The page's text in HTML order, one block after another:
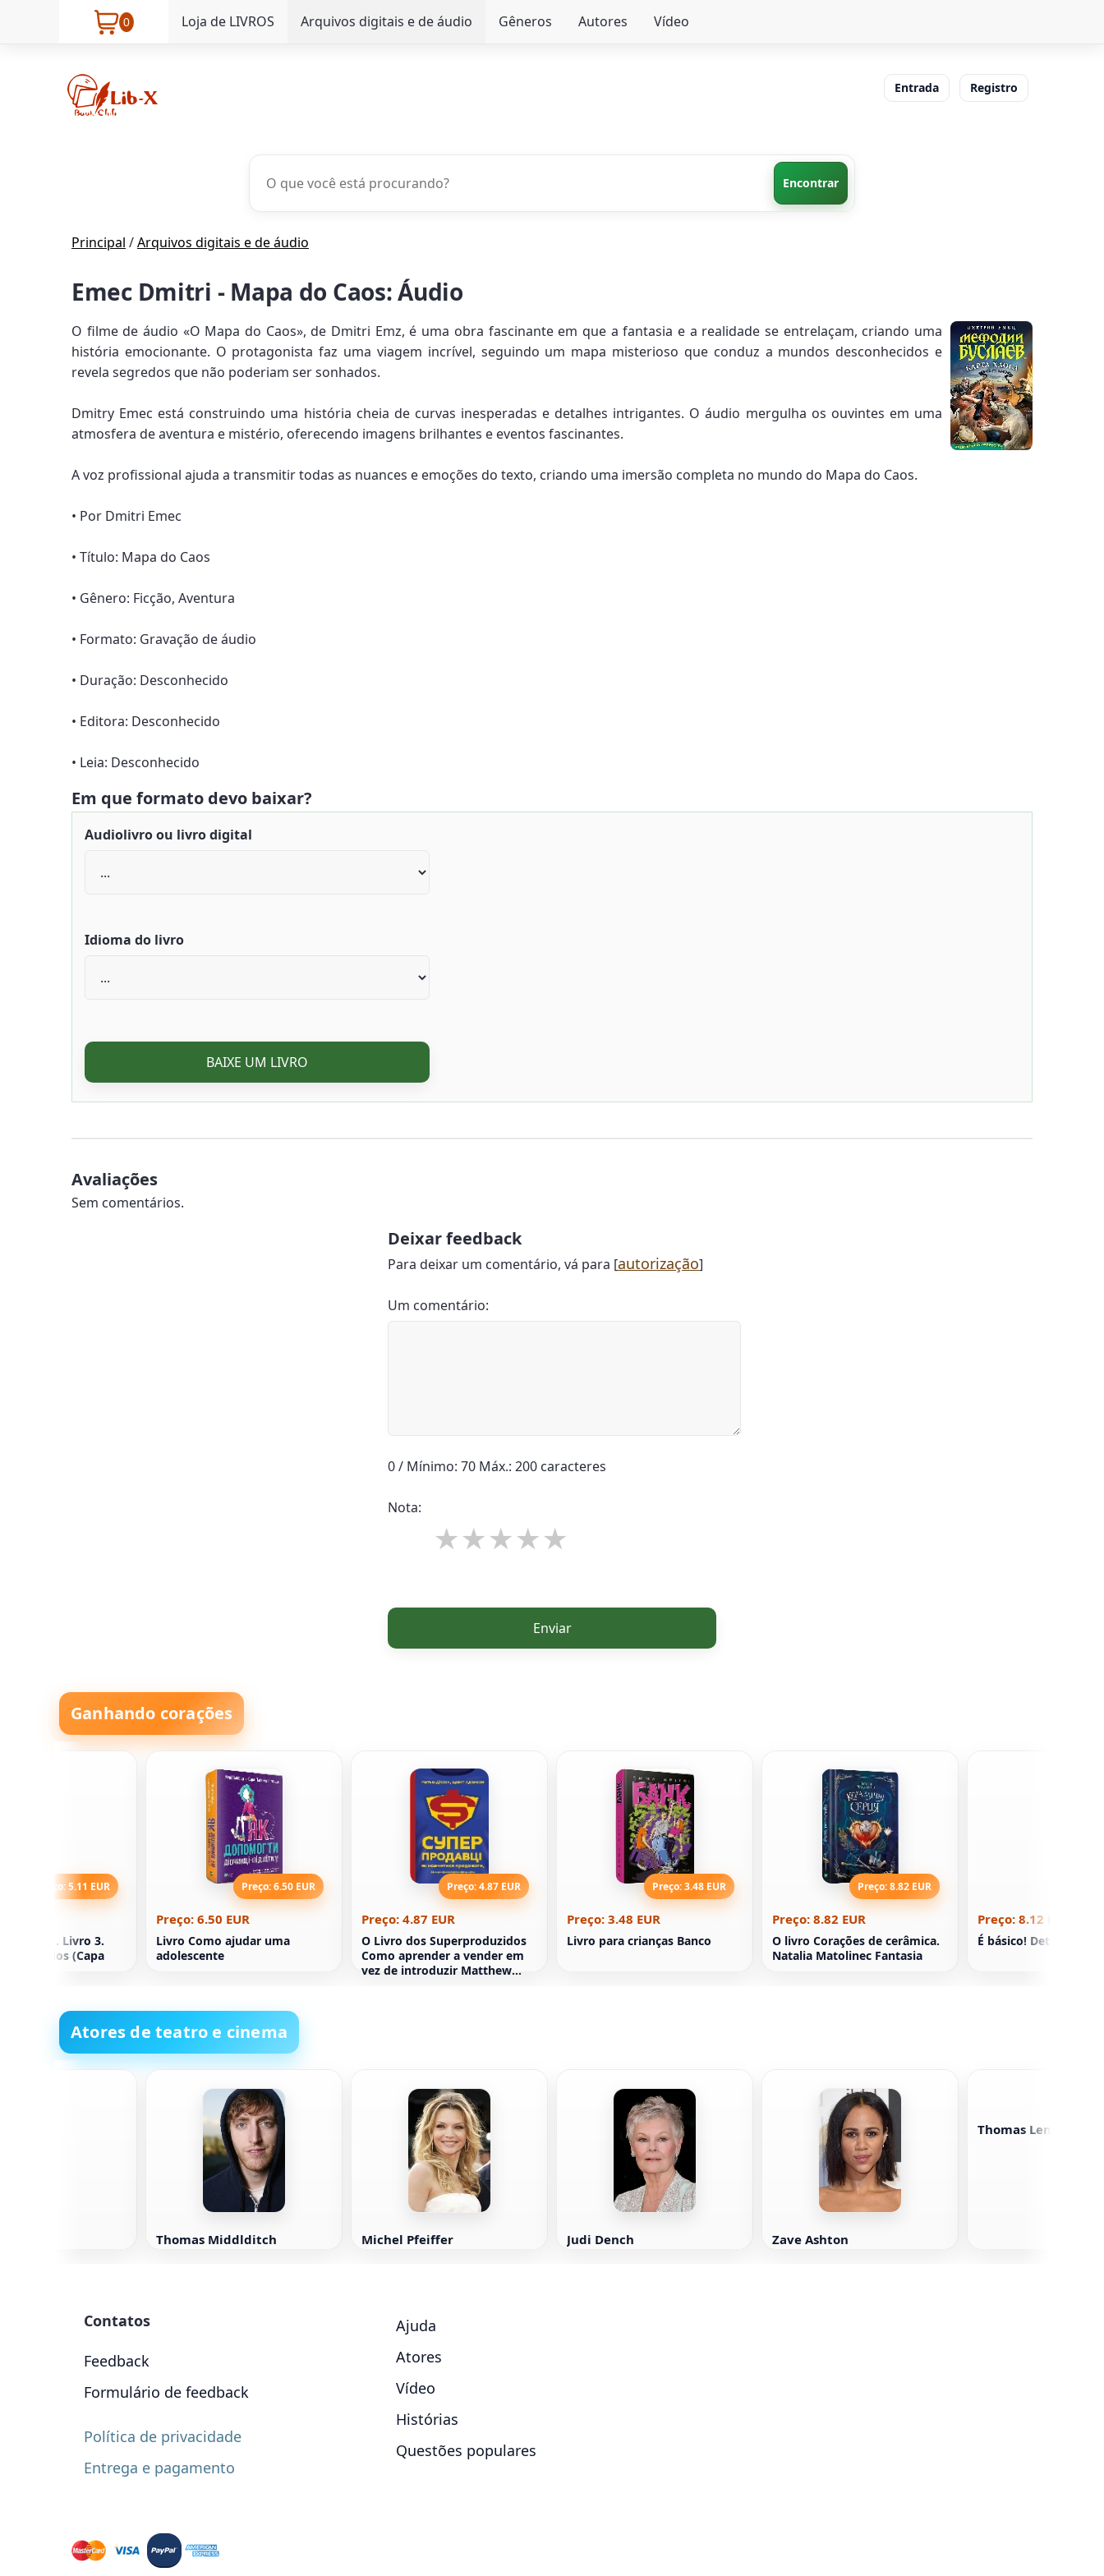
0 Loja de LIVROS Arquivos digitais e de áudio Gêneros Autores Vídeo
Entrada Registro
Encontrar
Principal /Arquivos digitais e de áudio
Emec Dmitri - Mapa do Caos: Áudio
O filme de áudio «O Mapa do Caos», de Dmitri Emz, é uma obra fascinante em que a fantasia e a realidade se entrelaçam, criando uma
história emocionante. O protagonista faz uma viagem incrível, seguindo um mapa misterioso que conduz a mundos desconhecidos e
revela segredos que não poderiam ser sonhados.
Dmitry Emec está construindo uma história cheia de curvas inesperadas e detalhes intrigantes. O áudio mergulha os ouvintes em uma
atmosfera de aventura e mistério, oferecendo imagens brilhantes e eventos fascinantes.
A voz profissional ajuda a transmitir todas as nuances e emoções do texto, criando uma imersão completa no mundo do Mapa do Caos.
• Por Dmitri Emec
• Título: Mapa do Caos
• Gênero: Ficção, Aventura
• Formato: Gravação de áudio
• Duração: Desconhecido
• Editora: Desconhecido
• Leia: Desconhecido
Em que formato devo baixar?
Audiolivro ou livro digital
Idioma do livro
BAIXE UM LIVRO
Avaliações
Sem comentários.
Deixar feedback
Para deixar um comentário, vá para [autorização]
Um comentário:
0 / Mínimo: 70 Máx.: 200 caracteres
Nota:
Enviar
Ganhando corações
Preço: 5.11 EUR
1. Livro 3.
segredos (Capa
Preço: 6.50 EUR
Preço: 6.50 EUR
Livro Como ajudar uma
adolescente
Preço: 4.87 EUR
Preço: 4.87 EUR
O Livro dos Superproduzidos
Como aprender a vender em
vez de introduzir Matthew
Preço: 3.48 EUR
Preço: 3.48 EUR
Livro para crianças Banco
Preço: 8.82 EUR
Preço: 8.82 EUR
O livro Corações de cerâmica.
Natalia Matolinec Fantasia
Preço: 8.12 EUR
É básico! Detetive
Atores de teatro e cinema
Thomas Middlditch Michel Pfeiffer Judi Dench Zave Ashton
Thomas Lennon
Contatos
Feedback
Formulário de feedback
Política de privacidade
Entrega e pagamento
Ajuda
Atores
Vídeo
Histórias
Questões populares